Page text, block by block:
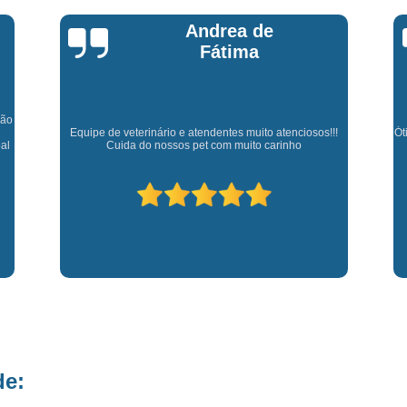
Microchip para Cães
Microchipagem em Cachorros
Microchipagem para Cachorro São
Microchipagem para Gatos
Ozonioterapia em Cães
Ozonioterapia para Cães
Andrea de
Fátima
Equipe de veterinário e atendentes muito atenciosos!!!
Cuida do nossos pet com muito carinho